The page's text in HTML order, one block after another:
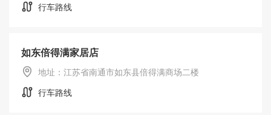
行车路线
如东倍得满家居店
地址：江苏省南通市如东县倍得满商场二楼
行车路线